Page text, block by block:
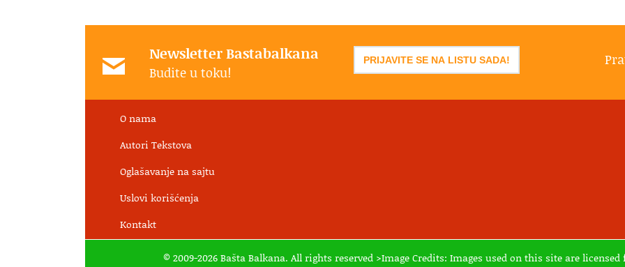
Newsletter Bastabalkana
Budite u toku!
PRIJAVITE SE NA LISTU SADA!
O nama
Autori Tekstova
Oglašavanje na sajtu
Uslovi korišćenja
Kontakt
© 2009-2026 Bašta Balkana. All rights reserved >Image Credits: Images used on this site are